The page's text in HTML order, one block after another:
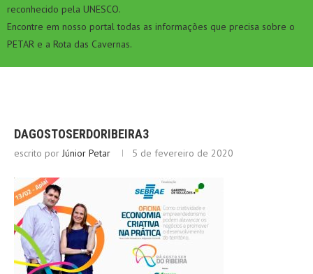
reconhecido pela UNESCO.
Encontre em nosso portal todas as informações que precisa sobre o
PETAR e a Rota das Cavernas.
DAGOSTOSERDORIBEIRA3
escrito por Júnior Petar 5 de fevereiro de 2020